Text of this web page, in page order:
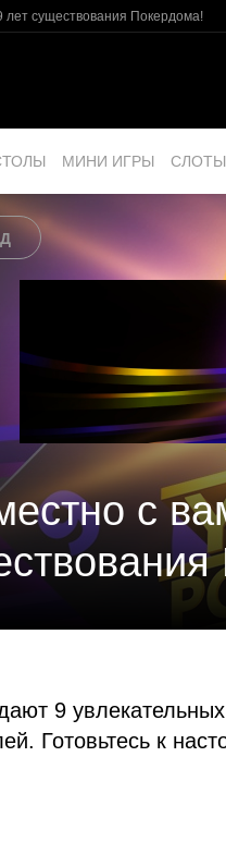
существования Покердома!
МИНИ ИГРЫ СЛОТЫ
с
9
Готовьтесь к